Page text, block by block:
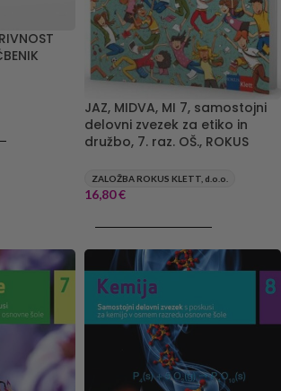
JAZ, MIDVA, MI 7, samostojni
delovni zvezek za etiko in
družbo, 7. raz. OŠ., ROKUS
ZALOŽBA ROKUS KLETT, d.o.o.
16,80€